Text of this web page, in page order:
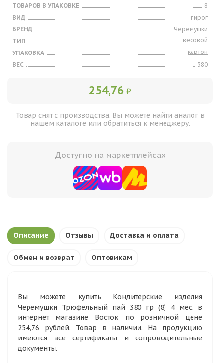
ТОВАРОВ В УПАКОВКЕ
8
ВИД
пирог
БРЕНД
Черемушки
ТИП
весовой
УПАКОВКА
картон
ВЕС
380
254,76 ₽
Товар снят с производства. Вы можете найти аналог в
нашем каталоге или обратиться к менеджеру.
Доступно на маркетплейсах
Описание Отзывы Доставка и оплата
Обмен и возврат Оптовикам
Вы можете купить Кондитерские изделия
Черемушки Трюфельный пай 380 гр (8) 4 мес. в
интернет магазине Восток по розничной цене
254,76 рублей. Товар в наличии. На продукцию
имеются все сертификаты и сопроводительные
документы.